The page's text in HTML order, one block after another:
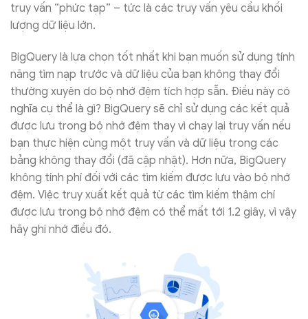
truy vấn “phức tạp” – tức là các truy vấn yêu cầu khối
lượng dữ liệu lớn.
BigQuery là lựa chọn tốt nhất khi bạn muốn sử dụng tính
năng tìm nạp trước và dữ liệu của bạn không thay đổi
thường xuyên do bộ nhớ đệm tích hợp sẵn. Điều này có
nghĩa cụ thể là gì? BigQuery sẽ chỉ sử dụng các kết quả
được lưu trong bộ nhớ đệm thay vì chạy lại truy vấn nếu
bạn thực hiện cùng một truy vấn và dữ liệu trong các
bảng không thay đổi (đã cập nhật). Hơn nữa, BigQuery
không tính phí đối với các tìm kiếm được lưu vào bộ nhớ
đệm. Việc truy xuất kết quả từ các tìm kiếm thậm chí
được lưu trong bộ nhớ đệm có thể mất tới 1.2 giây, vì vậy
hãy ghi nhớ điều đó.